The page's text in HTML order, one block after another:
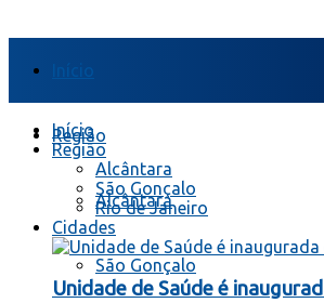
Início
Região
Alcântara
São Gonçalo
Início
Região
Alcântara
São Gonçalo
Rio de Janeiro
Cidades
Unidade de Saúde é